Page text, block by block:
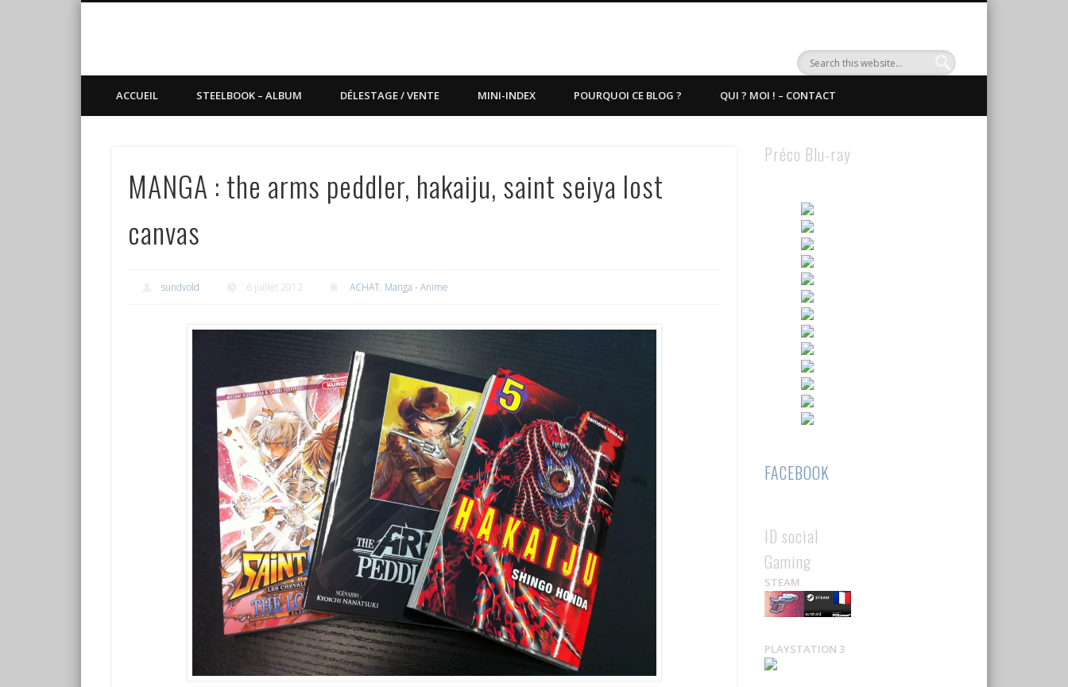
ACCUEIL STEELBOOK – ALBUM DÉLESTAGE / VENTE MINI-INDEX POURQUOI CE BLOG ? QUI ? MOI ! – CONTACT
MANGA : the arms peddler, hakaiju, saint seiya lost
canvas
sundvold 6 juillet 2012 ACHAT, Manga - Anime
Préco Blu-ray
FACEBOOK
ID social
Gaming
STEAM
PLAYSTATION 3